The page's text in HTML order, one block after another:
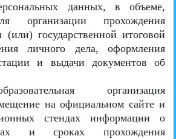
данных, в объеме,
организации прохождения
государственной итоговой
личного дела, оформления
и выдачи документов об
организация
на официальном сайте и
стендах информации о
и сроках прохождения